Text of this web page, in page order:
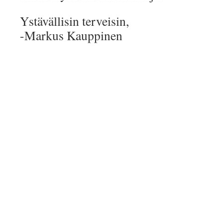
Ystävällisin terveisin,
-Markus Kauppinen